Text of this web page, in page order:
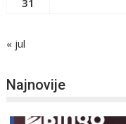
31
« jul
Najnovije